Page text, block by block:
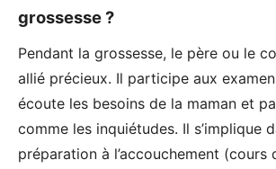
grossesse ?
Pendant la grossesse, le père ou le
allié précieux. Il participe aux
écoute les besoins de la maman et
comme les inquiétudes. Il s’implique
préparation à l’accouchement (cours